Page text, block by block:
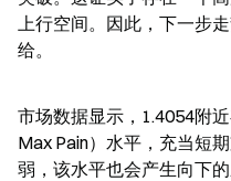
上行空间。因此，下一步
给。
市场数据显示，1.4054附
Max Pain）水平，充当短
弱，该水平也会产生向下